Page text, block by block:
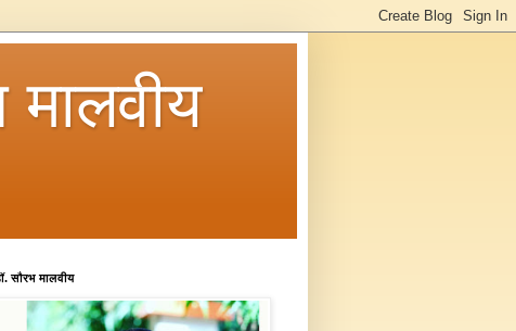
सौरभ मालवीय